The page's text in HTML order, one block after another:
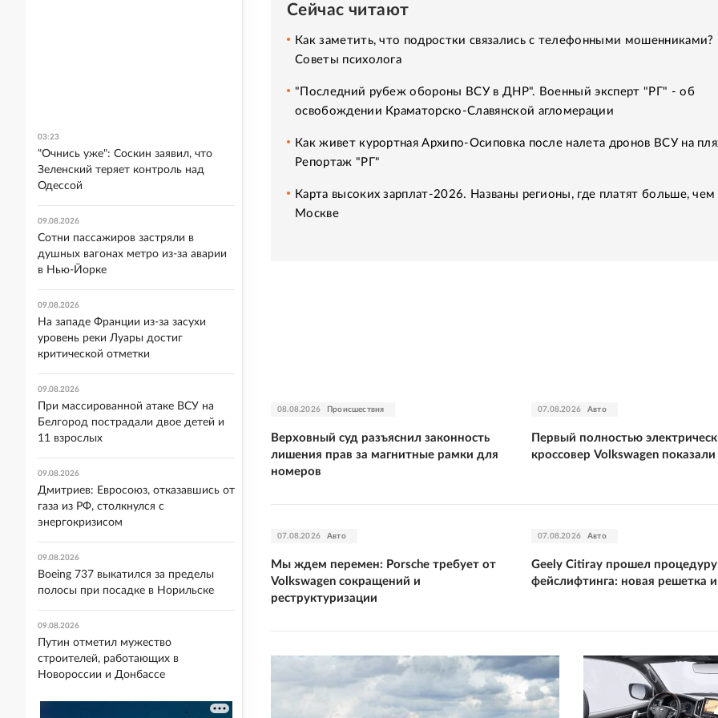
Сейчас читают
Как заметить, что подростки связались с телефонными мошенниками?
Советы психолога
"Последний рубеж обороны ВСУ в ДНР". Военный эксперт "РГ" - об
освобождении Краматорско-Славянской агломерации
Как живет курортная Архипо-Осиповка после налета дронов ВСУ на
Репортаж "РГ"
Карта высоких зарплат-2026. Названы регионы, где платят больше, чем
Москве
08.08.2026 Происшествия
Верховный суд разъяснил законность
лишения прав за магнитные рамки для
номеров
07.08.2026 Авто
Первый полностью
кроссовер Volkswagen
07.08.2026 Авто
Мы ждем перемен: Porsche требует от
Volkswagen сокращений и
реструктуризации
07.08.2026 Авто
Geely Citiray прошел процедуру
фейслифтинга: новая решетка
03:23
"Очнись уже": Соскин заявил, что
Зеленский теряет контроль над
Одессой
09.08.2026
Сотни пассажиров застряли в
душных вагонах метро из-за аварии
в Нью-Йорке
09.08.2026
На западе Франции из-за засухи
уровень реки Луары достиг
критической отметки
09.08.2026
При массированной атаке ВСУ на
Белгород пострадали двое детей и
11 взрослых
09.08.2026
Дмитриев: Евросоюз, отказавшись от
газа из РФ, столкнулся с
энергокризисом
09.08.2026
Boeing 737 выкатился за пределы
полосы при посадке в Норильске
09.08.2026
Путин отметил мужество
строителей, работающих в
Новороссии и Донбассе